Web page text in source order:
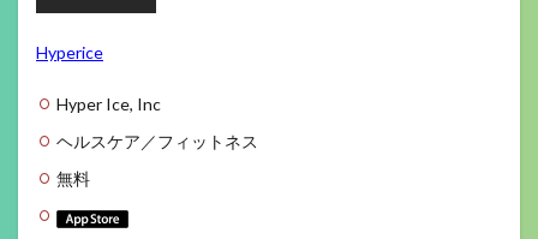
Hyperice
Hyper Ice, Inc
ヘルスケア／フィットネス
無料